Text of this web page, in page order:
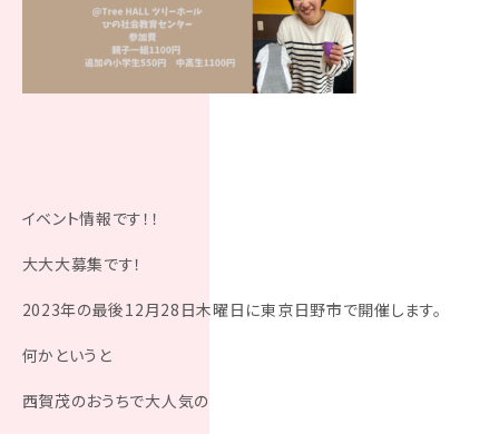
イベント情報です！！
大大大募集です！
2023年の最後12月28日木曜日に東京日野市で開催します。
何かというと
西賀茂のおうちで大人気の